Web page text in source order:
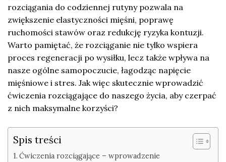
rozciągania do codziennej rutyny pozwala na
zwiększenie elastyczności mięśni, poprawę
ruchomości stawów oraz redukcję ryzyka kontuzji.
Warto pamiętać, że rozciąganie nie tylko wspiera
proces regeneracji po wysiłku, lecz także wpływa na
nasze ogólne samopoczucie, łagodząc napięcie
mięśniowe i stres. Jak więc skutecznie wprowadzić
ćwiczenia rozciągające do naszego życia, aby czerpać
z nich maksymalne korzyści?
Spis treści
Ćwiczenia rozciągające – wprowadzenie